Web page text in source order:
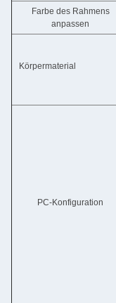
Farbe des Rahmens
anpassen
Körpermaterial
PC-Konfiguration